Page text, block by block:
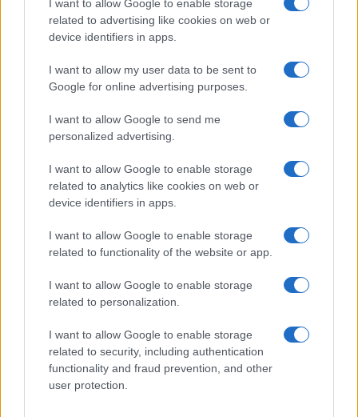
I want to allow Google to enable storage
related to advertising like cookies on web or
device identifiers in apps.
I want to allow my user data to be sent to
Google for online advertising purposes.
I want to allow Google to send me
personalized advertising.
I want to allow Google to enable storage
related to analytics like cookies on web or
device identifiers in apps.
I want to allow Google to enable storage
related to functionality of the website or app.
I want to allow Google to enable storage
related to personalization.
I want to allow Google to enable storage
related to security, including authentication
functionality and fraud prevention, and other
user protection.
Continua a leggere
TENNIS